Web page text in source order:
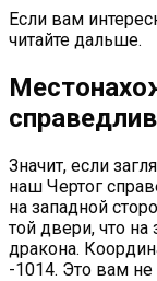
Если вам
читайте дальше.
Значит, если
наш Чертог
на западной
той двери, что на
дракона.
-1014. Это вам